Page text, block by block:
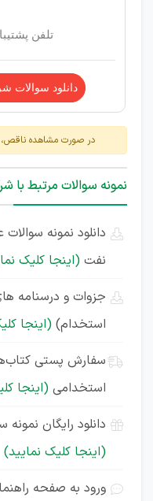
تلفن پشتیبانی:
دانلود سوالات
در صورت مشاهده
نمونه سوالات مرتبط با
دانلود نمونه
نفت (اینجا کلیک
جزوات و درسنامه
استخدام) (اینجا
سفارش پستی
استخدامی (اینجا
دانلود رایگان
(اینجا کلیک نمایید)
ورود به صفحه